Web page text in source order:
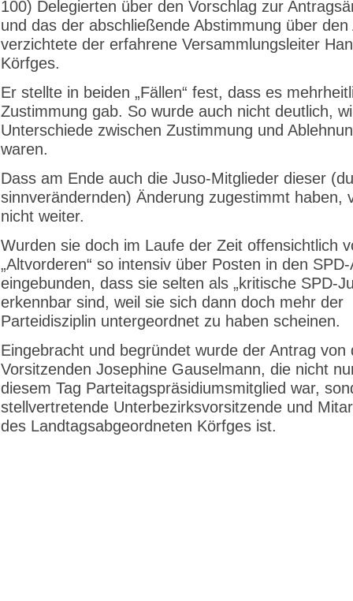
100) Delegierten über den Vorschlag zur
und das der abschließende Abstimmung über den
verzichtete der erfahrene Versammlungsleiter
Körfges.
Er stellte in beiden „Fällen“ fest, dass es
Zustimmung gab. So wurde auch nicht deutlich,
Unterschiede zwischen Zustimmung und
waren.
Dass am Ende auch die Juso-Mitglieder dieser
sinnverändernden) Änderung zugestimmt haben,
nicht weiter.
Wurden sie doch im Laufe der Zeit offensichtlich
„Altvorderen“ so intensiv über Posten in den
eingebunden, dass sie selten als „kritische SPD-
erkennbar sind, weil sie sich dann doch mehr der
Parteidisziplin untergeordnet zu haben scheinen.
Eingebracht und begründet wurde der Antrag von
Vorsitzenden Josephine Gauselmann, die nicht
diesem Tag Parteitagspräsidiumsmitglied war,
stellvertretende Unterbezirksvorsitzende und
des Landtagsabgeordneten Körfges ist.